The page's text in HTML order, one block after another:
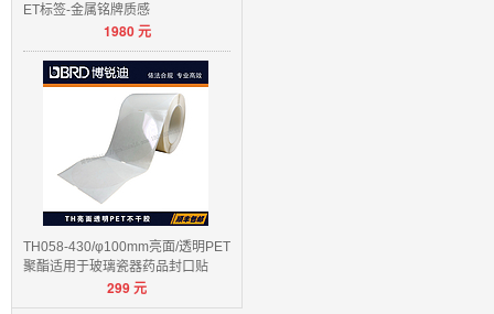
ET标签-金属铭牌质感
1980元
TH058-430/φ100mm亮面/透明PET
聚酯适用于玻璃瓷器药品封口贴
299元